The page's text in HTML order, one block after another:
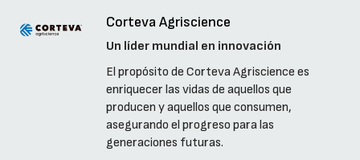
Corteva Agriscience
Un líder mundial en innovación
El propósito de Corteva Agriscience es
enriquecer las vidas de aquellos que
producen y aquellos que consumen,
asegurando el progreso para las
generaciones futuras.